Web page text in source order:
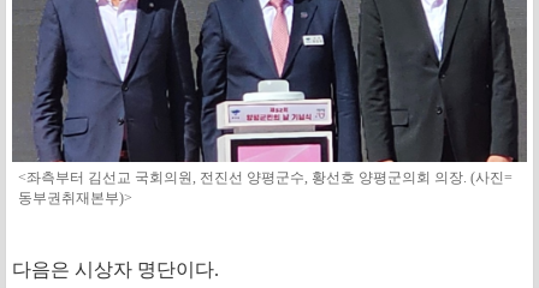
<좌측부터 김선교 국회의원, 전진선 양평군수, 황선호 양평군의회 의장. (사진=
동부권취재본부)>
다음은 시상자 명단이다.